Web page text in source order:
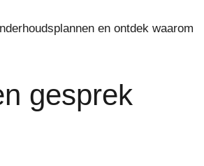
en ontdek waarom
gesprek